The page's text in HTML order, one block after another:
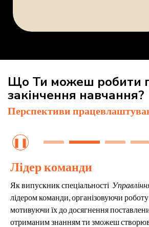
Що Ти можеш робити
закінчення навчання?
Перспективи
Лідер команди
Як випускник спеціальності
лідером команди, організовуючи
мотивуючи їх до досягнення
отриманим знанням ти зможеш
❚❚